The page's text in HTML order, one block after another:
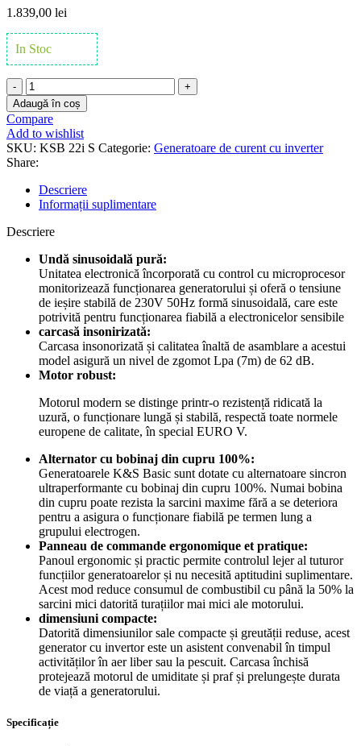
1.839,00 lei
In Stoc
Cantitate
Generator
cu
inverter
KSB
22i
S
Adaugă în coș
Compare
Add to wishlist
SKU: KSB 22i S Categorie: Generatoare de curent cu inverter
Share:
Descriere
Informații suplimentare
Descriere
Undă sinusoidală pură:
Unitatea electronică încorporată cu control cu ​​microprocesor
monitorizează funcționarea generatorului și oferă o tensiune
de ieșire stabilă de 230V 50Hz formă sinusoidală, care este
potrivită pentru funcționarea fiabilă a electronicelor sensibile
carcasă insonirizată:
Carcasa insonorizată și calitatea înaltă de asamblare a acestui
model asigură un nivel de zgomot Lpa (7m) de 62 dB.
Motor robust:
Motorul modern se distinge printr-o rezistență ridicată la
uzură, o funcționare lungă și stabilă, respectă toate normele
europene de calitate, în special EURO V.
Alternator cu bobinaj din cupru 100%:
Generatoarele K&S Basic sunt dotate cu alternatoare sincron
ultraperformante cu bobinaj din cupru 100%. Numai bobina
din cupru poate rezista la sarcini maxime fără a se deteriora
pentru a asigura o funcționare fiabilă pe termen lung a
grupului electrogen.
Panneau de commande ergonomique et pratique:
Panoul ergonomic și practic permite controlul lejer al tuturor
funcțiilor generatoarelor și nu necesită aptitudini suplimentare.
Acest mod reduce consumul de combustibil cu până la 50% la
sarcini mici datorită turațiilor mai mici ale motorului.
dimensiuni compacte:
Datorită dimensiunilor sale compacte și greutății reduse, acest
generator cu invertor este un asistent convenabil în timpul
activităților în aer liber sau la pescuit. Carcasa închisă
protejează motorul de umiditate și praf și prelungește durata
de viață a generatorului.
Specificație